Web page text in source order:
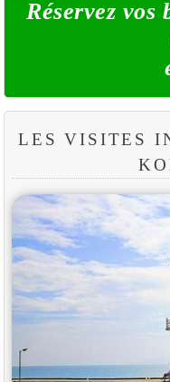
Réservez
LES VISITES